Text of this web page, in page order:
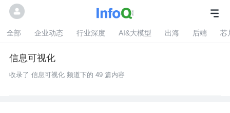
全部 企业动态 行业深度 AI&大模型 出海 后端 芯
信息可视化
收录了 信息可视化 频道下的 49 篇内容